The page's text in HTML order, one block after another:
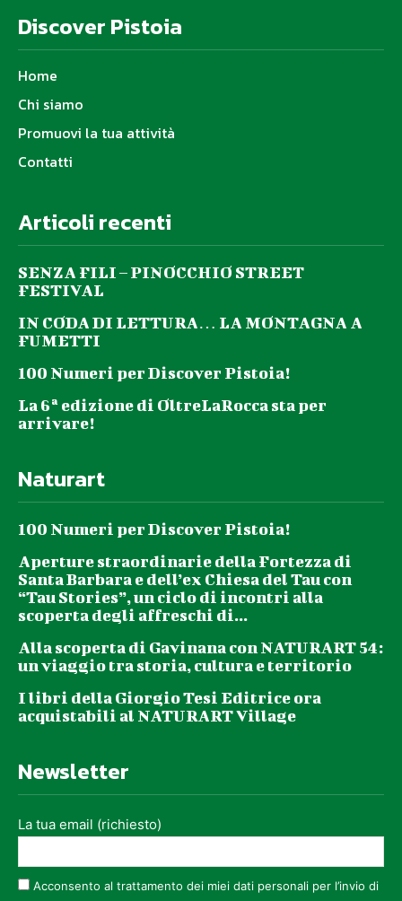
Discover Pistoia
Home
Chi siamo
Promuovi la tua attività
Contatti
Articoli recenti
SENZA FILI – PINOCCHIO STREET
FESTIVAL
IN CODA DI LETTURA… LA MONTAGNA A
FUMETTI
100 Numeri per Discover Pistoia!
La 6ª edizione di OltreLaRocca sta per
arrivare!
Naturart
100 Numeri per Discover Pistoia!
Aperture straordinarie della Fortezza di
Santa Barbara e dell’ex Chiesa del Tau con
“Tau Stories”, un ciclo di incontri alla
scoperta degli affreschi di...
Alla scoperta di Gavinana con NATURART 54:
un viaggio tra storia, cultura e territorio
I libri della Giorgio Tesi Editrice ora
acquistabili al NATURART Village
Newsletter
La tua email (richiesto)
Acconsento al trattamento dei miei dati personali per l’invio di